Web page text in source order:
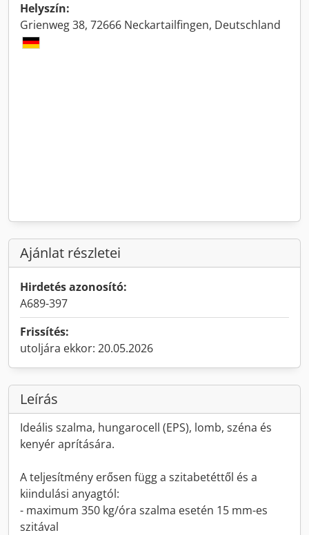
Helyszín:
Grienweg 38, 72666 Neckartailfingen, Deutschland
Ajánlat részletei
Hirdetés azonosító:
A689-397
Frissítés:
utoljára ekkor: 20.05.2026
Leírás
Ideális szalma, hungarocell (EPS), lomb, széna és
kenyér aprítására.
A teljesítmény erősen függ a szitabetéttől és a
kiindulási anyagtól:
- maximum 350 kg/óra szalma esetén 15 mm-es
szitával